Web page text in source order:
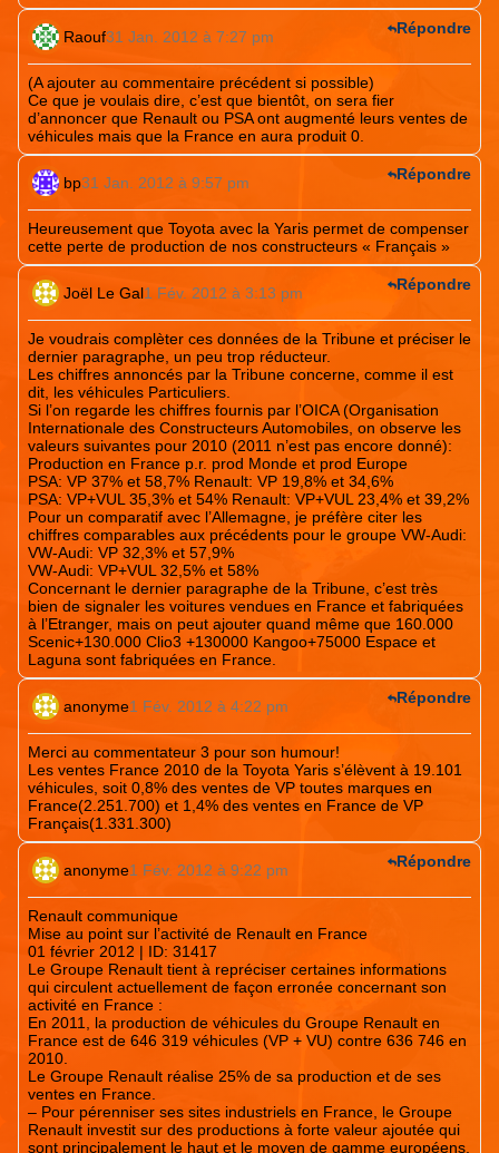
Raouf31 Jan. 2012 à 7:27 pm
(A ajouter au commentaire précédent si possible)
Ce que je voulais dire, c’est que bientôt, on sera fier
d’annoncer que Renault ou PSA ont augmenté leurs ventes de
véhicules mais que la France en aura produit 0.
Répondre
bp31 Jan. 2012 à 9:57 pm
Heureusement que Toyota avec la Yaris permet de compenser
cette perte de production de nos constructeurs « Français »
Répondre
Joël Le Gal1 Fév. 2012 à 3:13 pm
Je voudrais complèter ces données de la Tribune et préciser le
dernier paragraphe, un peu trop réducteur.
Les chiffres annoncés par la Tribune concerne, comme il est
dit, les véhicules Particuliers.
Si l’on regarde les chiffres fournis par l’OICA (Organisation
Internationale des Constructeurs Automobiles, on observe les
valeurs suivantes pour 2010 (2011 n’est pas encore donné):
Production en France p.r. prod Monde et prod Europe
PSA: VP 37% et 58,7% Renault: VP 19,8% et 34,6%
PSA: VP+VUL 35,3% et 54% Renault: VP+VUL 23,4% et 39,2%
Pour un comparatif avec l’Allemagne, je préfère citer les
chiffres comparables aux précédents pour le groupe VW-Audi:
VW-Audi: VP 32,3% et 57,9%
VW-Audi: VP+VUL 32,5% et 58%
Concernant le dernier paragraphe de la Tribune, c’est très
bien de signaler les voitures vendues en France et fabriquées
à l’Etranger, mais on peut ajouter quand même que 160.000
Scenic+130.000 Clio3 +130000 Kangoo+75000 Espace et
Laguna sont fabriquées en France.
Répondre
anonyme1 Fév. 2012 à 4:22 pm
Merci au commentateur 3 pour son humour!
Les ventes France 2010 de la Toyota Yaris s’élèvent à 19.101
véhicules, soit 0,8% des ventes de VP toutes marques en
France(2.251.700) et 1,4% des ventes en France de VP
Français(1.331.300)
Répondre
anonyme1 Fév. 2012 à 9:22 pm
Renault communique
Mise au point sur l’activité de Renault en France
01 février 2012 | ID: 31417
Le Groupe Renault tient à repréciser certaines informations
qui circulent actuellement de façon erronée concernant son
activité en France :
En 2011, la production de véhicules du Groupe Renault en
France est de 646 319 véhicules (VP + VU) contre 636 746 en
2010.
Le Groupe Renault réalise 25% de sa production et de ses
ventes en France.
– Pour pérenniser ses sites industriels en France, le Groupe
Renault investit sur des productions à forte valeur ajoutée qui
sont principalement le haut et le moyen de gamme européens,
Répondre